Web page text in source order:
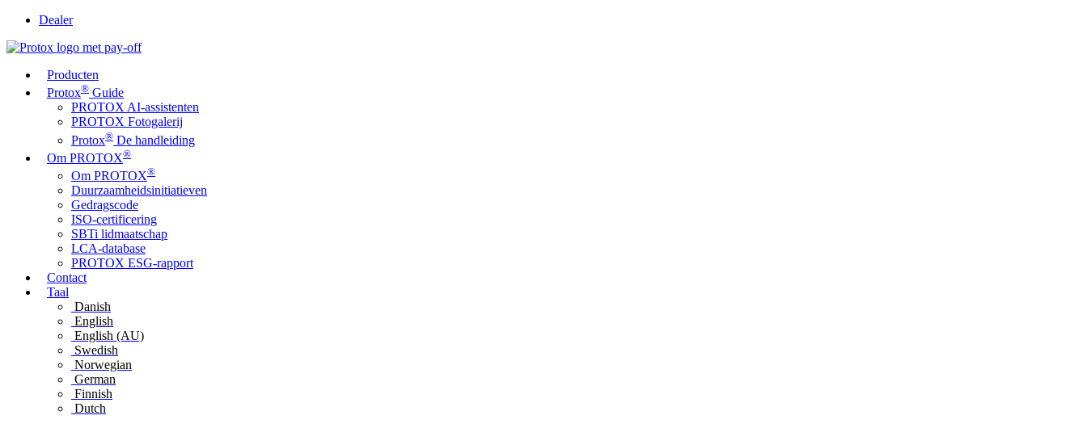
Dealer
Producten
Protox® Guide
PROTOX AI-assistenten
PROTOX Fotogalerij
Protox® De handleiding
Om PROTOX®
Om PROTOX®
Duurzaamheidsinitiatieven
Gedragscode
ISO-certificering
SBTi lidmaatschap
LCA-database
PROTOX ESG-rapport
Contact
Taal
Danish
English
English (AU)
Swedish
Norwegian
German
Finnish
Dutch